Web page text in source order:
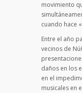
movimiento
cuando hace
Entre el año
vecinos de
daños en los
en el
musicales en